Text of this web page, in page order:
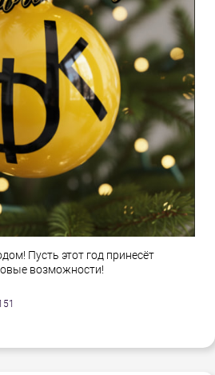
Пусть этот год принесёт
возможности!